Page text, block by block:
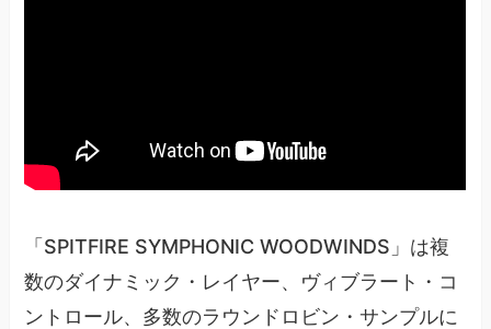
「SPITFIRE SYMPHONIC WOODWINDS」は複
数のダイナミック・レイヤー、ヴィブラート・コ
ントロール、多数のラウンドロビン・サンプルに